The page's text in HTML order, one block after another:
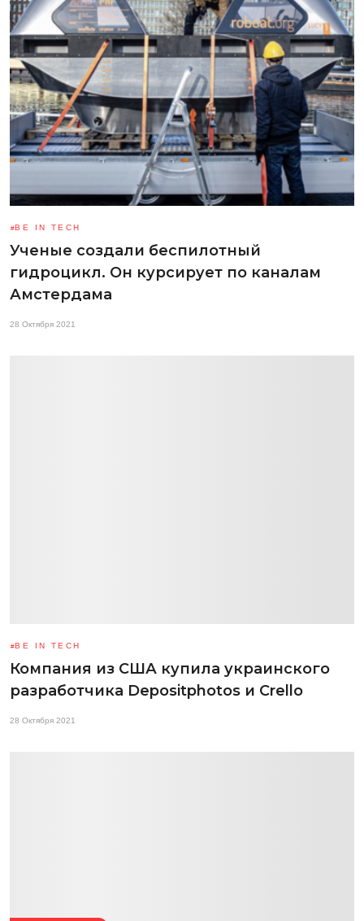
BE IN TECH
Ученые создали беспилотный
гидроцикл. Он курсирует по каналам
Амстердама
28 Октября 2021
BE IN TECH
Компания из США купила украинского
разработчика Depositphotos и Crello
28 Октября 2021